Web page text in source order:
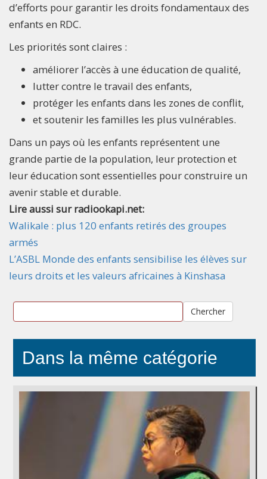
d’efforts pour garantir les droits fondamentaux des
enfants en RDC.
Les priorités sont claires :
améliorer l’accès à une éducation de qualité,
lutter contre le travail des enfants,
protéger les enfants dans les zones de conflit,
et soutenir les familles les plus vulnérables.
Dans un pays où les enfants représentent une
grande partie de la population, leur protection et
leur éducation sont essentielles pour construire un
avenir stable et durable.
Lire aussi sur radiookapi.net:
Walikale : plus 120 enfants retirés des groupes
armés
L’ASBL Monde des enfants sensibilise les élèves sur
leurs droits et les valeurs africaines à Kinshasa
Chercher
Dans la même catégorie